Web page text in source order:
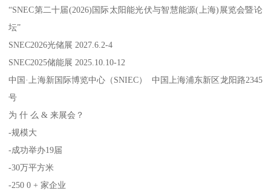
“SNEC第二十届(2026)国际太阳能光伏与智慧能源(上海)展览会暨论
坛”
SNEC2026光储展 2027.6.2-4
SNEC2025储能展 2025.10.10-12
中国·上海新国际博览中心（SNIEC） 中国上海浦东新区龙阳路2345
号
为 什 么 & 来展会？
-规模大
-成功举办19届
-30万平方米
-250 0 + 家企业